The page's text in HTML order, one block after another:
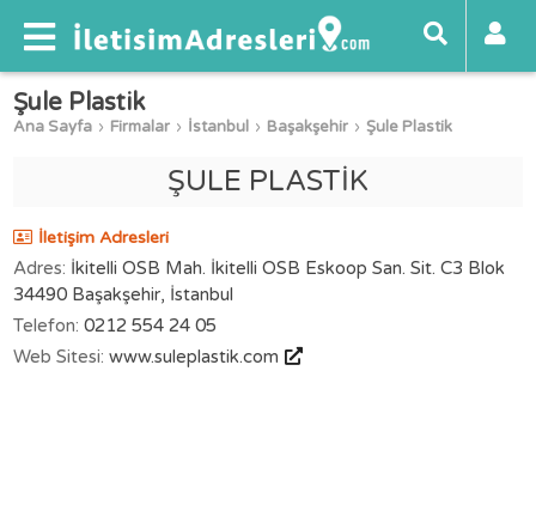
Şule Plastik
Ana Sayfa Firmalar İstanbul Başakşehir Şule Plastik
ŞULE PLASTİK
İletişim Adresleri
Adres: İkitelli OSB Mah. İkitelli OSB Eskoop San. Sit. C3 Blok
34490 Başakşehir, İstanbul
Telefon: 0212 554 24 05
Web Sitesi: www.suleplastik.com